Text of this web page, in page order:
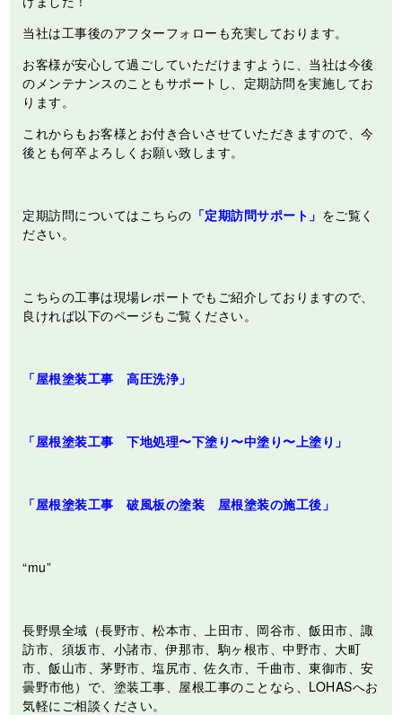
当社は工事後のアフターフォローも充実しております。
お客様が安心して過ごしていただけますように、当社は今後
のメンテナンスのこともサポートし、定期訪問を実施してお
ります。
これからもお客様とお付き合いさせていただきますので、今
後とも何卒よろしくお願い致します。
定期訪問についてはこちらの 「定期訪問サポート」 をご覧く
ださい。
こちらの工事は現場レポートでもご紹介しておりますので、
良ければ以下のページもご覧ください。
「屋根塗装工事 高圧洗浄」
「屋根塗装工事 下地処理〜下塗り〜中塗り〜上塗り」
「屋根塗装工事 破風板の塗装 屋根塗装の施工後」
“mu”
長野県全域（長野市、松本市、上田市、岡谷市、飯田市、諏
訪市、須坂市、小諸市、伊那市、駒ヶ根市、中野市、大町
市、飯山市、茅野市、塩尻市、佐久市、千曲市、東御市、安
曇野市他）で、塗装工事、屋根工事のことなら、LOHASへお
気軽にご相談ください。